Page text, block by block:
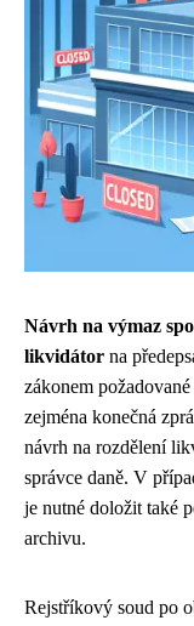
Návrh na výmaz
likvidátor na
zákonem
zejména konečná
návrh na rozdělení
správce daně. V
je nutné doložit také
archivu.
Rejstříkový soud po